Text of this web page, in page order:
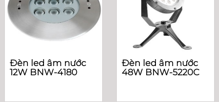
Đèn led âm nước
12W BNW-4180
Đèn led âm nước
48W BNW-5220C